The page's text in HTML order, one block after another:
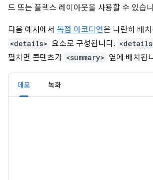
드 또는 플렉스 레이아웃을 사용할 수 있습
다음 예시에서 독점 아코디언은 나란히 배치
<details> 요소로 구성됩니다.
펼치면 콘텐츠가 <summary> 옆에 배치됩
데모 녹화